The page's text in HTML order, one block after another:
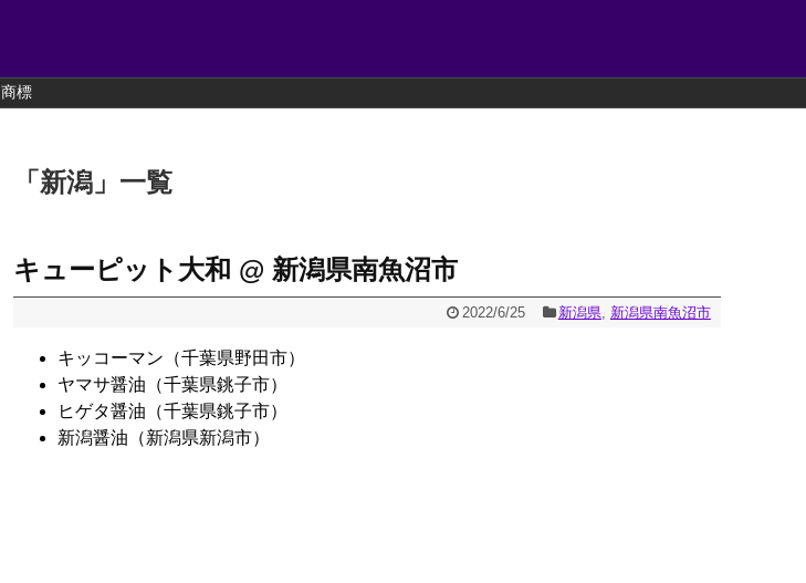
商標
「 新潟 」 一覧
キューピット大和 @ 新潟県南魚沼市
2022/6/25 新潟県, 新潟県南魚沼市
キッコーマン（千葉県野田市）
ヤマサ醤油（千葉県銚子市）
ヒゲタ醤油（千葉県銚子市）
新潟醤油（新潟県新潟市）